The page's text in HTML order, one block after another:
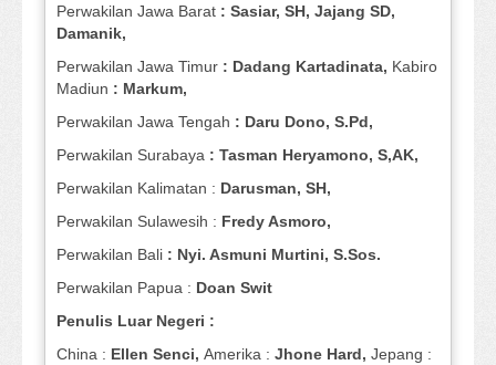
Perwakilan Jawa Barat : Sasiar, SH, Jajang SD,
Damanik,
Perwakilan Jawa Timur : Dadang Kartadinata, Kabiro
Madiun : Markum,
Perwakilan Jawa Tengah : Daru Dono, S.Pd,
Perwakilan Surabaya : Tasman Heryamono, S,AK,
Perwakilan Kalimatan : Darusman, SH,
Perwakilan Sulawesih : Fredy Asmoro,
Perwakilan Bali : Nyi. Asmuni Murtini, S.Sos.
Perwakilan Papua : Doan Swit
Penulis Luar Negeri :
China : Ellen Senci, Amerika : Jhone Hard, Jepang :